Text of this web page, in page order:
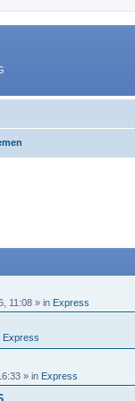
11:08 » in Express
Express
» in Express